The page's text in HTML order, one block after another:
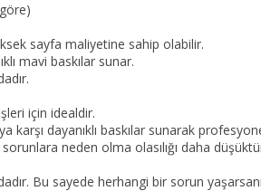
sayfa maliyetine sahip olabilir.
mavi baskılar sunar.
için idealdir.
karşı dayanıklı baskılar sunarak
sorunlara neden olma olasılığı daha
Bu sayede herhangi bir sorun